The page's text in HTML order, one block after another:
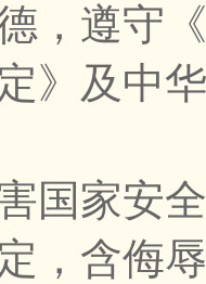
，遵守
》及中
国家安
，含侮